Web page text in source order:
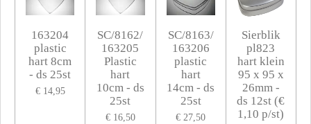
163204
plastic
hart 8cm
- ds 25st
€ 14,95
SC/8162/
163205
Plastic
hart
10cm - ds
25st
€ 16,50
SC/8163/
163206
plastic
hart
14cm - ds
25st
€ 27,50
Sierblik
pl823
hart klein
95 x 95 x
26mm -
ds 12st (€
1,10 p/st)